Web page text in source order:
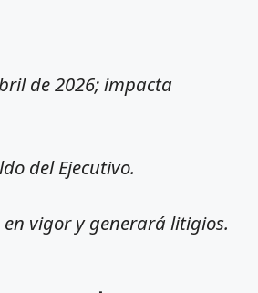
de 2026; impacta
del Ejecutivo.
vigor y generará litigios.